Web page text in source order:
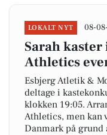
LOKALT NYT 08-
Sarah kaster
Athletics
Esbjerg Atletik &
deltage i
klokken 19:05.
Athletics, men kan
Danmark på